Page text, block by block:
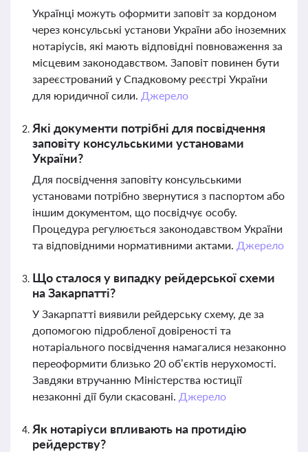
Українці можуть оформити заповіт за кордоном
через консульські установи України або іноземних
нотаріусів, які мають відповідні повноваження за
місцевим законодавством. Заповіт повинен бути
зареєстрований у Спадковому реєстрі України
для юридичної сили. Джерело
Які документи потрібні для посвідчення
заповіту консульськими установами
України?
Для посвідчення заповіту консульськими
установами потрібно звернутися з паспортом або
іншим документом, що посвідчує особу.
Процедура регулюється законодавством України
та відповідними нормативними актами. Джерело
Що сталося у випадку рейдерської схеми
на Закарпатті?
У Закарпатті виявили рейдерську схему, де за
допомогою підробленої довіреності та
нотаріального посвідчення намагалися незаконно
переоформити близько 20 об’єктів нерухомості.
Завдяки втручанню Міністерства юстиції
незаконні дії були скасовані. Джерело
Як нотаріуси впливають на протидію
рейдерству?